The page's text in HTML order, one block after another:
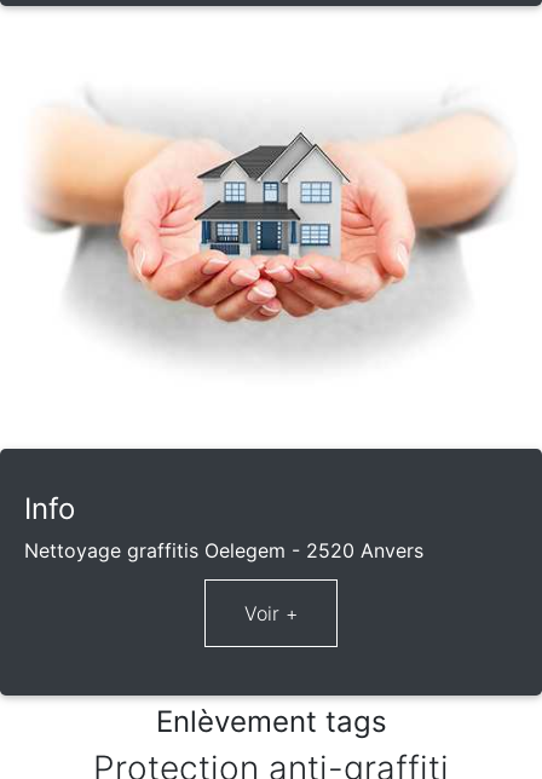
Info
Nettoyage graffitis Oelegem - 2520 Anvers
Enlèvement tags
Protection anti-graffiti